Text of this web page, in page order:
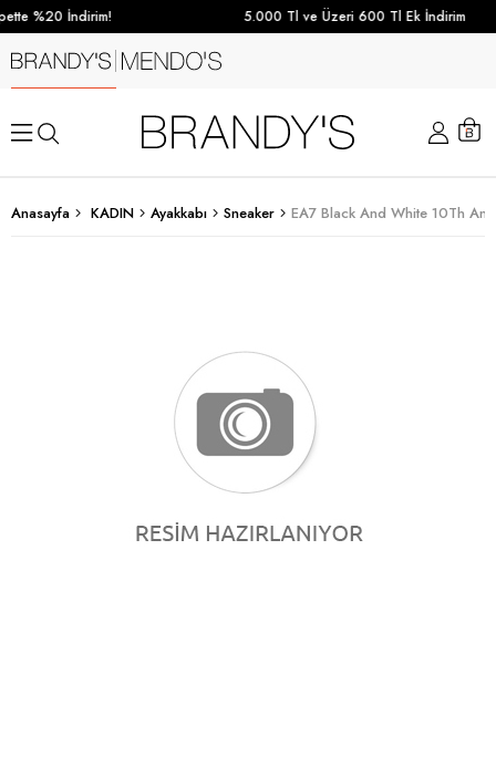
%20 İndirim! 5.000 Tl ve Üzeri 600 Tl Ek İndirim
Anasayfa KADIN Ayakkabı Sneaker EA7 Black And White 10Th